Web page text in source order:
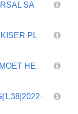
SA
PL
HE